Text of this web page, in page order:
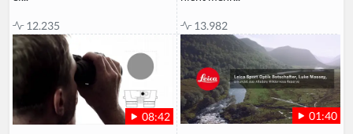
12.235 13.982
08:42 01:40